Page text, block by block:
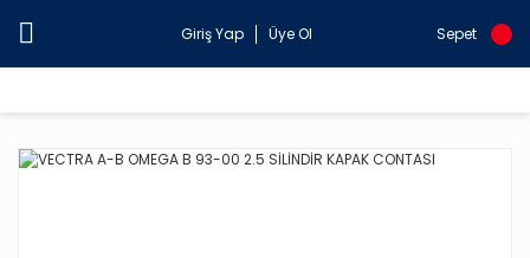
Giriş Yap Üye Ol Sepet